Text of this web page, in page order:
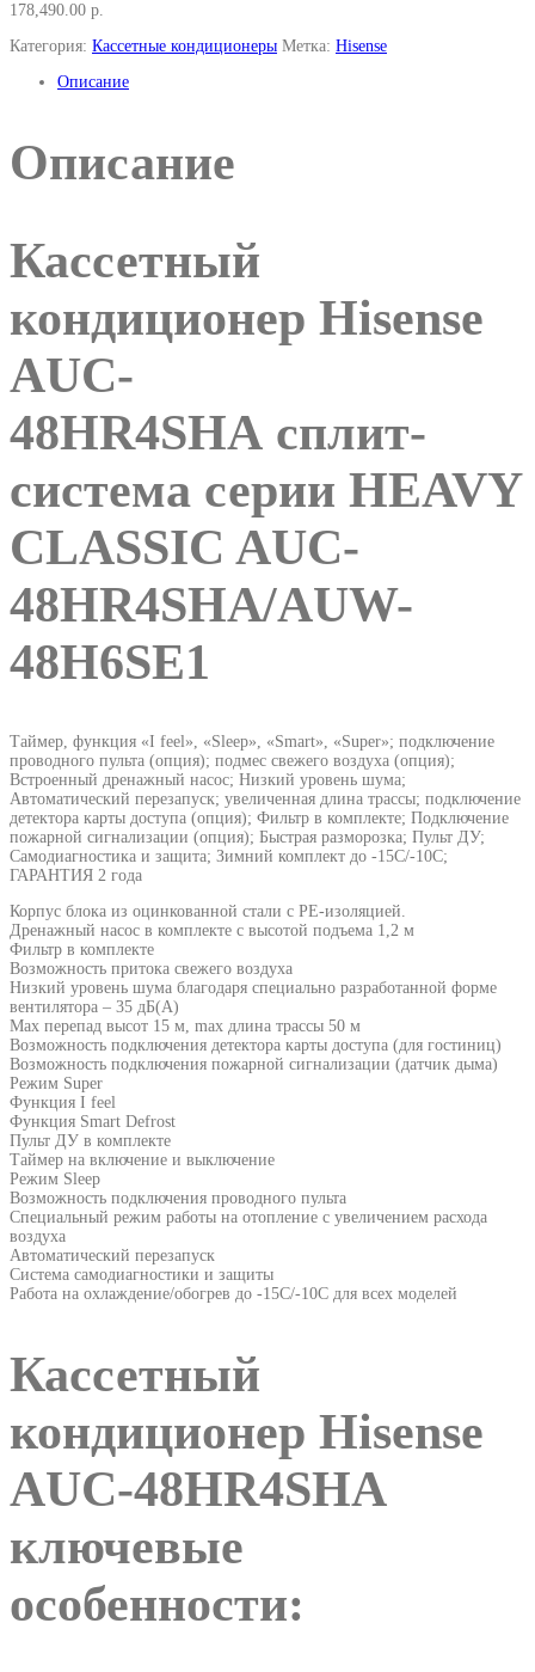
178,490.00 р.
Категория: Кассетные кондиционеры Метка: Hisense
Описание
Описание
Кассетный
кондиционер Hisense
AUC-
48HR4SHA сплит-
система серии HEAVY
CLASSIC AUC-
48HR4SHA/AUW-
48H6SE1
Таймер, функция «I feel», «Sleep», «Smart», «Super»; подключение
проводного пульта (опция); подмес свежего воздуха (опция);
Встроенный дренажный насос; Низкий уровень шума;
Автоматический перезапуск; увеличенная длина трассы; подключение
детектора карты доступа (опция); Фильтр в комплекте; Подключение
пожарной сигнализации (опция); Быстрая разморозка; Пульт ДУ;
Cамодиагностика и защита; Зимний комплект до -15С/-10С;
ГАРАНТИЯ 2 года
Корпус блока из оцинкованной стали с PE-изоляцией.
Дренажный насос в комплекте с высотой подъема 1,2 м
Фильтр в комплекте
Возможность притока свежего воздуха
Низкий уровень шума благодаря специально разработанной форме
вентилятора – 35 дБ(А)
Max перепад высот 15 м, max длина трассы 50 м
Возможность подключения детектора карты доступа (для гостиниц)
Возможность подключения пожарной сигнализации (датчик дыма)
Режим Super
Функция I feel
Функция Smart Defrost
Пульт ДУ в комплекте
Таймер на включение и выключение
Режим Sleep
Возможность подключения проводного пульта
Специальный режим работы на отопление с увеличением расхода
воздуха
Автоматический перезапуск
Система самодиагностики и защиты
Работа на охлаждение/обогрев до -15С/-10С для всех моделей
Кассетный
кондиционер Hisense
AUC-48HR4SHA
ключевые
особенности: